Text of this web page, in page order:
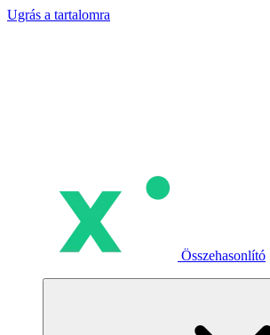
Ugrás a tartalomra
Összehasonlító